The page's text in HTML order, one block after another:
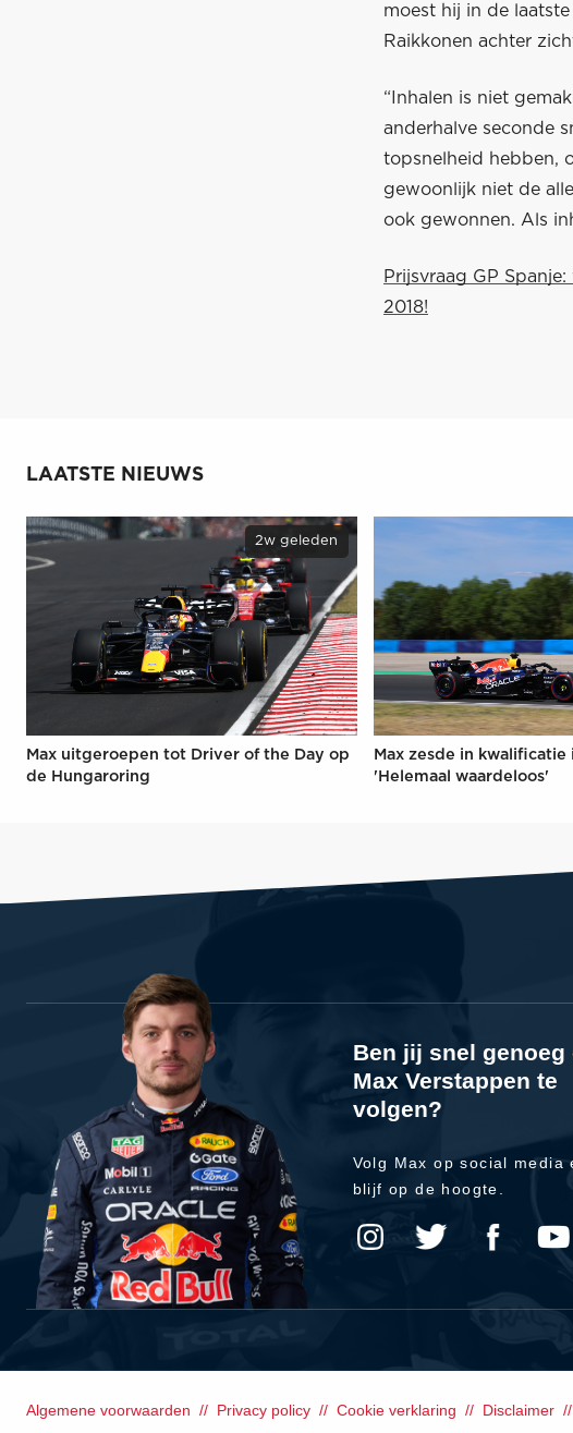
moest hij in de
Raikkonen achter
“Inhalen is niet
anderhalve seconde
topsnelheid hebben,
gewoonlijk niet de
ook gewonnen. Als
Prijsvraag GP
2018!
LAATSTE NIEUWS
2w geleden
Max uitgeroepen tot Driver of the Day op
de Hungaroring
Max zesde in kwalificatie
'Helemaal waardeloos'
Ben jij snel genoeg
Max Verstappen te
volgen?
Volg Max op social media
blijf op de hoogte.
Algemene voorwaarden Privacy policy Cookie verklaring Disclaimer